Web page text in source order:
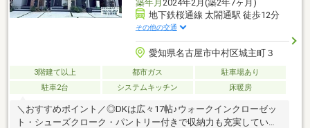
築年月 2024年2月(築2年7ヶ月)
地下鉄桜通線 太閤通駅 徒歩12分
その他の交通
愛知県名古屋市中村区城主町３
3階建て以上 都市ガス
駐車場あり
駐車2台
システムキッチン 床暖房
＼おすすめポイント／◎DKは広々17帖♪ウォークインクローゼッ
ト・シューズクローク・パントリー付きで収納力も充実していま